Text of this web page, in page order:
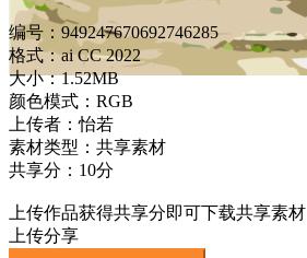
编号：949247670692746285
格式：ai CC 2022
大小：1.52MB
颜色模式：RGB
上传者：怡若
素材类型：共享素材
共享分：10分
上传作品获得共享分即可下载共享素材
上传分享